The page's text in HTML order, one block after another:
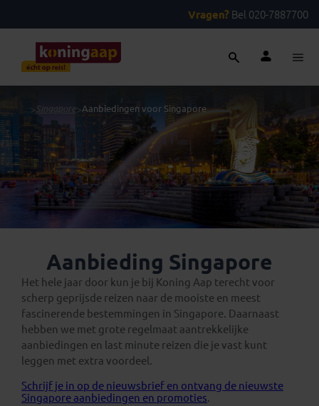
Vragen? Bel 020-7887700
> Singapore>Aanbiedingen voor Singapore
Aanbieding Singapore
Het hele jaar door kun je bij Koning Aap terecht voor
scherp geprijsde reizen naar de mooiste en meest
fascinerende bestemmingen in Singapore. Daarnaast
hebben we met grote regelmaat aantrekkelijke
aanbiedingen en last minute reizen die je vast kunt
leggen met extra voordeel.
Schrijf je in op de nieuwsbrief en ontvang de nieuwste
Singapore aanbiedingen en promoties.